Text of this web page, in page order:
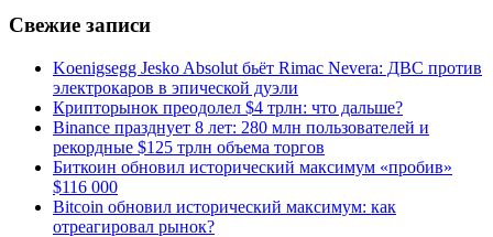
Свежие записи
Koenigsegg Jesko Absolut бьёт Rimac Nevera: ДВС против
электрокаров в эпической дуэли
Крипторынок преодолел $4 трлн: что дальше?
Binance празднует 8 лет: 280 млн пользователей и
рекордные $125 трлн объема торгов
Биткоин обновил исторический максимум «пробив»
$116 000
Bitcoin обновил исторический максимум: как
отреагировал рынок?